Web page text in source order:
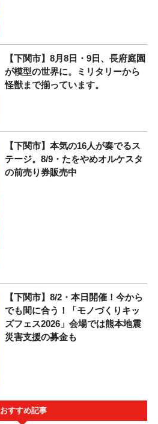
【下関市】8月8日・9日、長府庭園
が模型の世界に。ミリタリーから
怪獣まで揃っています。
【下関市】本気の16人が奏でるス
テージ。8/9・たをやめオルケスタ
の前売り券販売中
【下関市】8/2・本日開催！今から
でも間に合う！「モノづくりキッ
ズフェス2026」会場では熊本地震
災害支援の募金も
おすすめ記事